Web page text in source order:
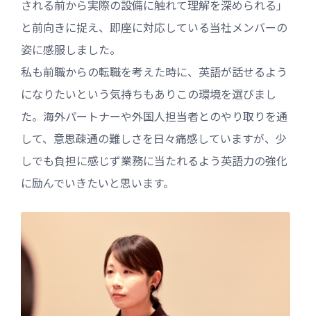
される前から実際の設備に触れて理解を深められる」
と前向きに捉え、即座に対応している当社メンバーの
姿に感服しました。
私も前職からの転職を考えた時に、英語が話せるよう
になりたいという気持ちもありこの環境を選びまし
た。海外パートナーや外国人担当者とのやり取りを通
して、意思疎通の難しさを日々痛感していますが、少
しでも負担に感じず業務に当たれるよう英語力の強化
に励んでいきたいと思います。